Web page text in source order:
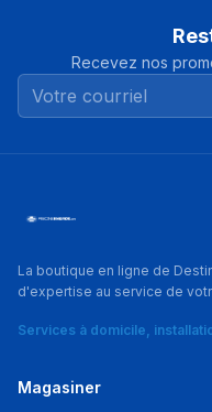
Recevez nos
La boutique en ligne de
d'expertise au service de
Services à domicile,
Magasiner